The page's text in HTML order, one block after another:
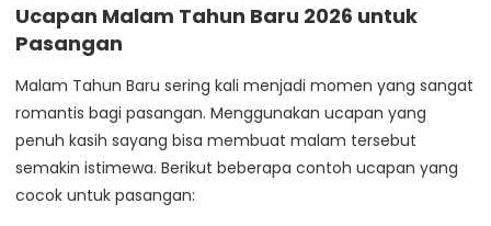
Ucapan Malam Tahun Baru 2026 untuk
Pasangan
Malam Tahun Baru sering kali menjadi momen yang sangat
romantis bagi pasangan. Menggunakan ucapan yang
penuh kasih sayang bisa membuat malam tersebut
semakin istimewa. Berikut beberapa contoh ucapan yang
cocok untuk pasangan: